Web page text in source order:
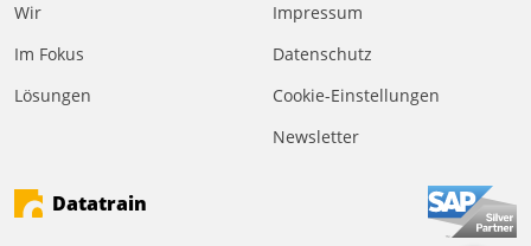
Wir
Im Fokus
Lösungen
Impressum
Datenschutz
Cookie-Einstellungen
Newsletter
Datatrain